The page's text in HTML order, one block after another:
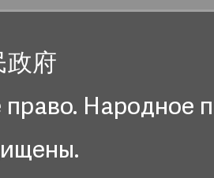
政府
право. Народное